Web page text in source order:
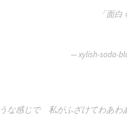
「面
— xylish-soda-
な感じで 私がふざけてわあわ